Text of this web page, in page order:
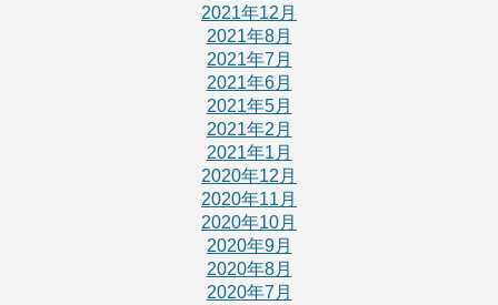
2021年12月
2021年8月
2021年7月
2021年6月
2021年5月
2021年2月
2021年1月
2020年12月
2020年11月
2020年10月
2020年9月
2020年8月
2020年7月